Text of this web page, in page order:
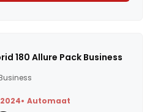
180 Allure Pack Business
2024 Automaat